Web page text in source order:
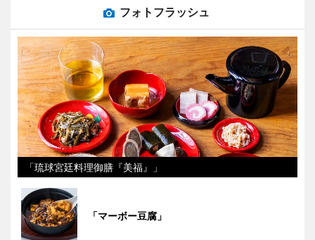
フォトフラッシュ
「琉球宮廷料理御膳『美福』」
「マーボー豆腐」